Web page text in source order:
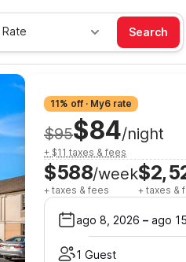
Search
11% off · My6 rate
$95$84/night
+ $11 taxes & fees
$588/week
+ taxes & fees + taxes &
ago 8, 2026 – ago
1 Guest